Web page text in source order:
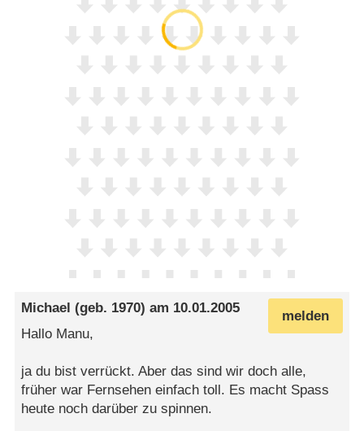
melden
Michael (geb. 1970) am 10.01.2005
Hallo Manu,
ja du bist verrückt. Aber das sind wir doch alle,
früher war Fernsehen einfach toll. Es macht Spass
heute noch darüber zu spinnen.